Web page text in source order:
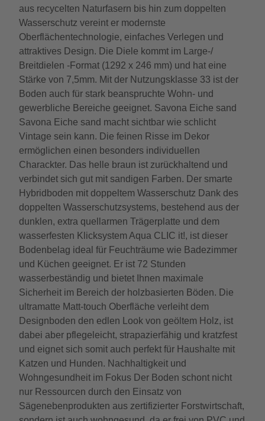
aus recycelten Naturfasern bis hin zum doppelten
Wasserschutz vereint er modernste
Oberflächentechnologie, einfaches Verlegen und
attraktives Design. Die Diele kommt im Large-/
Breitdielen -Format (1292 x 246 mm) und hat eine
Stärke von 7,5mm. Mit der Nutzungsklasse 33 ist der
Boden auch für stark beanspruchte Wohn- und
gewerbliche Bereiche geeignet. Savona Eiche sand
Savona Eiche sand macht sichtbar wie schlicht
Vintage sein kann. Die feinen Risse im Dekor
ermöglichen einen besonders individuellen
Charackter. Das helle braun ist zurückhaltend und
verbindet sich gut mit sandigen Farben. Der smarte
Hybridboden mit doppeltem Wasserschutz Dank des
doppelten Wasserschutzsystems, bestehend aus der
dunklen, extra quellarmen Trägerplatte und dem
wasserfesten Klicksystem Aqua CLIC it!, ist dieser
Bodenbelag ideal für Feuchträume wie Badezimmer
und Küchen geeignet. Er ist 72 Stunden
wasserbeständig und bietet Ihnen maximale
Sicherheit im Bereich der holzbasierten Böden. Die
ultramatte Matt-touch Oberfläche verleiht dem
Designboden den edlen Look von geöltem Holz, ist
dabei aber pflegeleicht, strapazierfähig und kratzfest
und eignet sich somit auch perfekt für Haushalte mit
Katzen und Hunden. Nachhaltigkeit und
Wohngesundheit im Fokus Der Boden schont nicht
nur Ressourcen durch den Einsatz von
Sägenebenprodukten aus zertifizierter Forstwirtschaft,